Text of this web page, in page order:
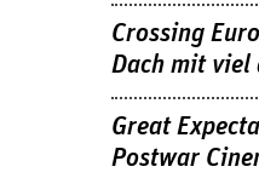
Crossing
Dach mit viel
Great
Postwar